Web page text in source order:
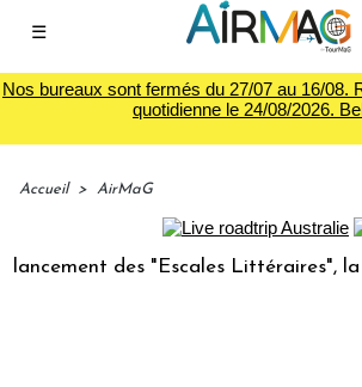
☰
Nos bureaux sont fermés du 27/07 au 16/08.
quotidienne le 24/08/2026.
Accueil > AirMaG
des "Escales Littéraires", la